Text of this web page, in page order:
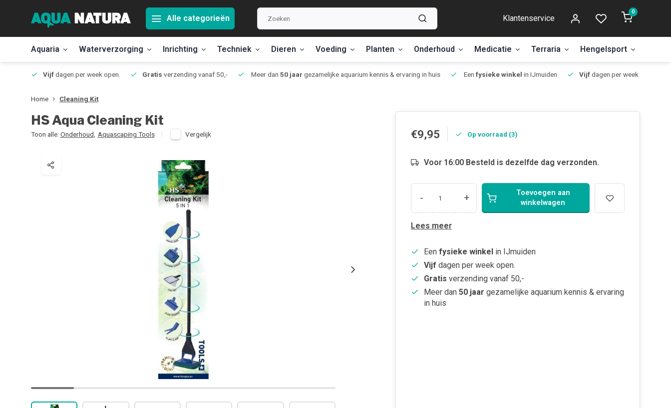
Alle categorieën Klantenservice
0
Aquaria Waterverzorging Inrichting Techniek Dieren Voeding Planten Onderhoud Medicatie Terraria Hengelsport
Vijfdagen per week open. Gratis verzending vanaf 50,- Meer dan 50 jaar gezamelijke aquarium kennis & ervaring in huis Een fysieke winkel in IJmuiden Vijfdagen per week open.
Home Cleaning Kit
HS Aqua Cleaning Kit
Toon alle: Onderhoud Aquascaping Tools Vergelijk €9,95 Op voorraad (3)
Voor 16:00 Besteld is dezelfde dag verzonden.
- +
Toevoegen aan
winkelwagen
Lees meer
Een fysieke winkel in IJmuiden
Vijf dagen per week open.
Gratis verzending vanaf 50,-
Meer dan 50 jaar gezamelijke aquarium kennis & ervaring
in huis